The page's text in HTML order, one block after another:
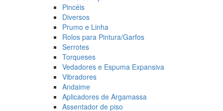
Pincéis
Diversos
Prumo e Linha
Rolos para Pintura/Garfos
Serrotes
Torqueses
Vedadores e Espuma Expansiva
Vibradores
Andaime
Aplicadores de Argamassa
Assentador de piso